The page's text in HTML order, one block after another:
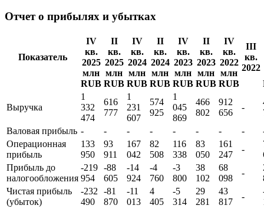
Отчет о прибылях и убытках
Показатель
IV
кв.
2025
млн
RUB
II
кв.
2025
млн
RUB
IV
кв.
2024
млн
RUB
II
кв.
2024
млн
RUB
IV
кв.
2023
млн
RUB
II
кв.
2023
млн
RUB
IV
кв.
2022
млн
RUB
III
кв.
2022
Выручка
1
332
474
616
777
1
231
607
574
925
1
045
869
466
802
912
656
-
Валовая прибыль - - - - - - - -
Операционная
прибыль
133
950
93
911
167
042
82
508
116
338
83
050
161
247
-
Прибыль до
налогообложения
-219
954
-88
605
-14
924
-4
760
-3
800
38
102
68
098
-
Чистая прибыль
(убыток)
-232
490
-81
870
-11
013
4
405
-5
314
29
281
43
817
-